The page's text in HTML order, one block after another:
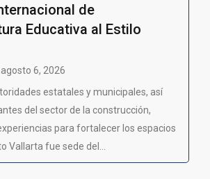
de
Educativa al Estilo
6, 2026
estatales y municipales, así
del sector de la construcción,
para fortalecer los espacios
Vallarta fue sede del...